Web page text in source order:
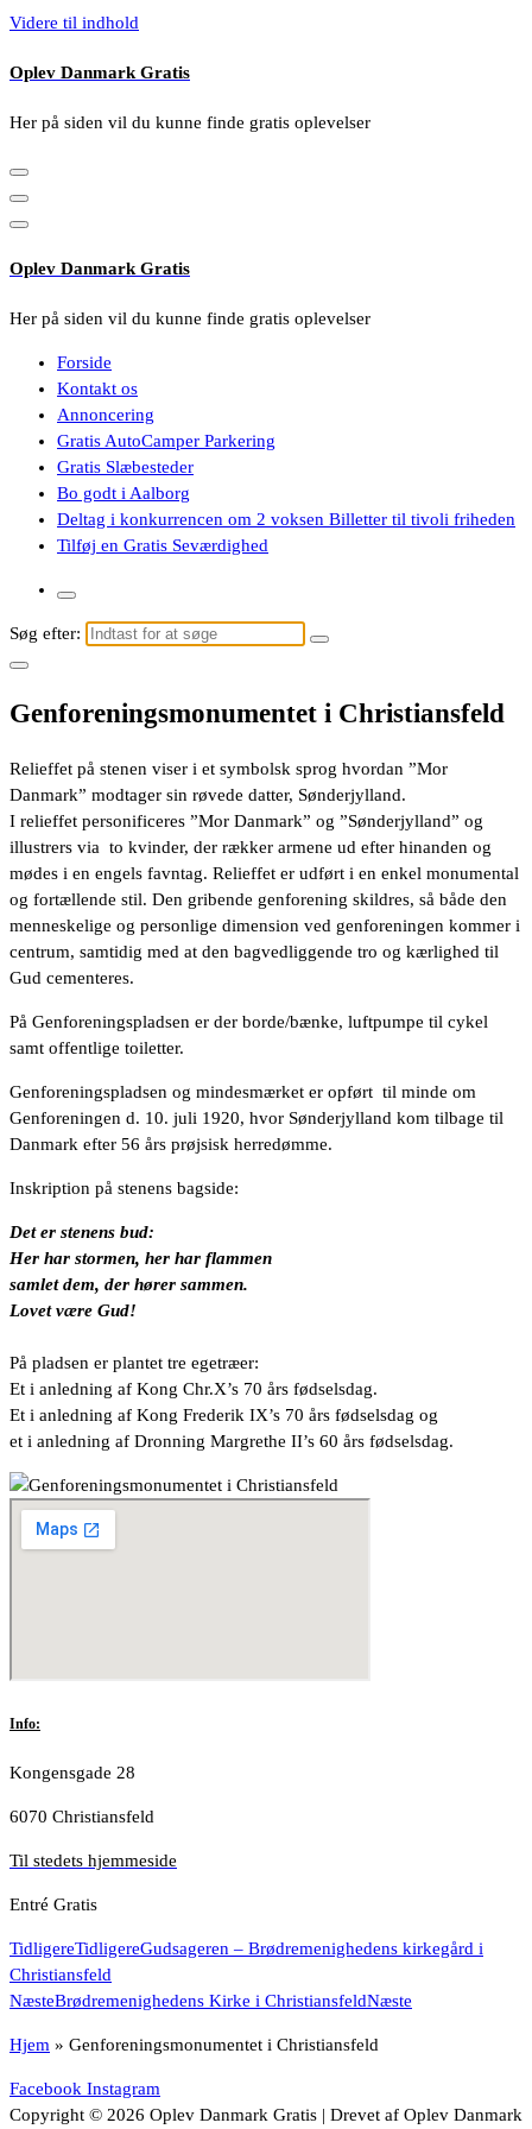
Videre til indhold
Oplev Danmark Gratis
Her på siden vil du kunne finde gratis oplevelser
Oplev Danmark Gratis
Her på siden vil du kunne finde gratis oplevelser
Forside
Kontakt os
Annoncering
Gratis AutoCamper Parkering
Gratis Slæbesteder
Bo godt i Aalborg
Deltag i konkurrencen om 2 voksen Billetter til tivoli friheden
Tilføj en Gratis Seværdighed
Søg efter:
Genforeningsmonumentet i Christiansfeld
Relieffet på stenen viser i et symbolsk sprog hvordan ”Mor
Danmark” modtager sin røvede datter, Sønderjylland.
I relieffet personificeres ”Mor Danmark” og ”Sønderjylland” og
illustrers via to kvinder, der rækker armene ud efter hinanden og
mødes i en engels favntag. Relieffet er udført i en enkel monumental
og fortællende stil. Den gribende genforening skildres, så både den
menneskelige og personlige dimension ved genforeningen kommer i
centrum, samtidig med at den bagvedliggende tro og kærlighed til
Gud cementeres.
På Genforeningspladsen er der borde/bænke, luftpumpe til cykel
samt offentlige toiletter.
Genforeningspladsen og mindesmærket er opført til minde om
Genforeningen d. 10. juli 1920, hvor Sønderjylland kom tilbage til
Danmark efter 56 års prøjsisk herredømme.
Inskription på stenens bagside:
Det er stenens bud:
Her har stormen, her har flammen
samlet dem, der hører sammen.
Lovet være Gud!
På pladsen er plantet tre egetræer:
Et i anledning af Kong Chr.X’s 70 års fødselsdag.
Et i anledning af Kong Frederik IX’s 70 års fødselsdag og
et i anledning af Dronning Margrethe II’s 60 års fødselsdag.
Info:
Kongensgade 28
6070 Christiansfeld
Til stedets hjemmeside
Entré Gratis
TidligereTidligereGudsageren – Brødremenighedens kirkegård i
Christiansfeld
NæsteBrødremenighedens Kirke i ChristiansfeldNæste
Hjem » Genforeningsmonumentet i Christiansfeld
Facebook Instagram
Copyright © 2026 Oplev Danmark Gratis | Drevet af Oplev Danmark